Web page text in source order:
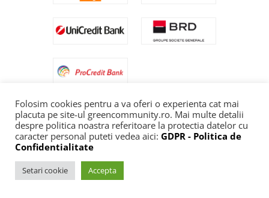
Folosim cookies pentru a va oferi o experienta cat mai
placuta pe site-ul greencommunity.ro. Mai multe detalii
despre politica noastra referitoare la protectia datelor cu
caracter personal puteti vedea aici: GDPR - Politica de
Confidentialitate
Setari cookie Accepta